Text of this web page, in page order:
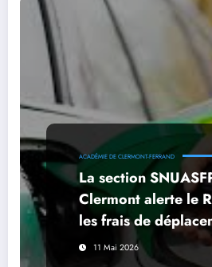
ACADÉMIE DE CLERMONT-FERRAND
La section
Clermont alerte le
les frais de
11 Mai 2026